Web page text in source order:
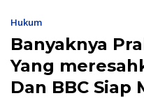
Hukum
Banyaknya
Yang
Dan BBC Siap